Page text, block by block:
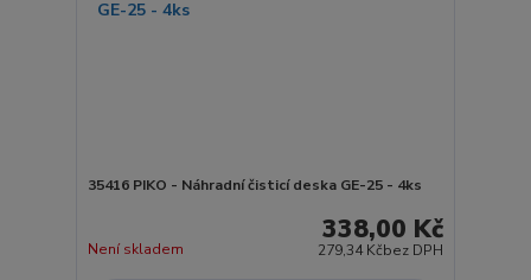
35416 PIKO - Náhradní čisticí deska GE-25 - 4ks
338,00 Kč
279,34 Kčbez DPH
Není skladem